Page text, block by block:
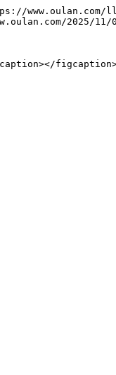
www.oulan.com/
2025/11/